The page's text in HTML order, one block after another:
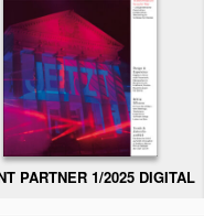
PARTNER 1/2025 DIGITAL